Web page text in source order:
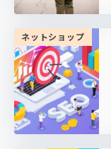
ネットショップ